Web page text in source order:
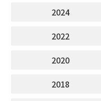
2024
2022
2020
2018